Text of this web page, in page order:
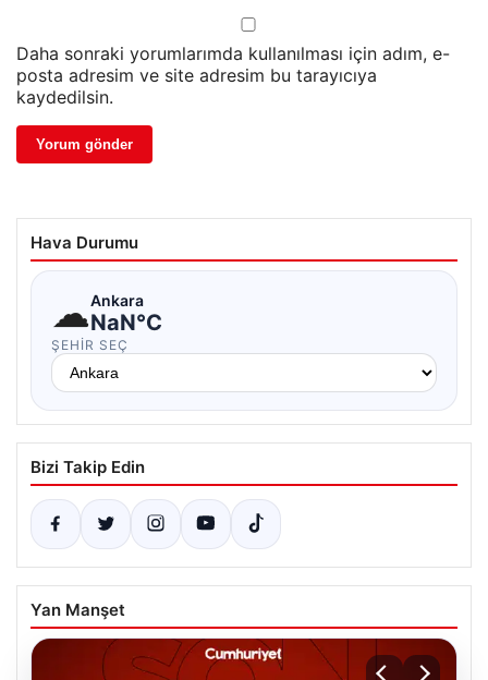
Daha sonraki yorumlarımda kullanılması için adım, e-
posta adresim ve site adresim bu tarayıcıya
kaydedilsin.
Hava Durumu
☁Ankara
NaN°C
ŞEHIR SEÇ
Bizi Takip Edin
Yan Manşet